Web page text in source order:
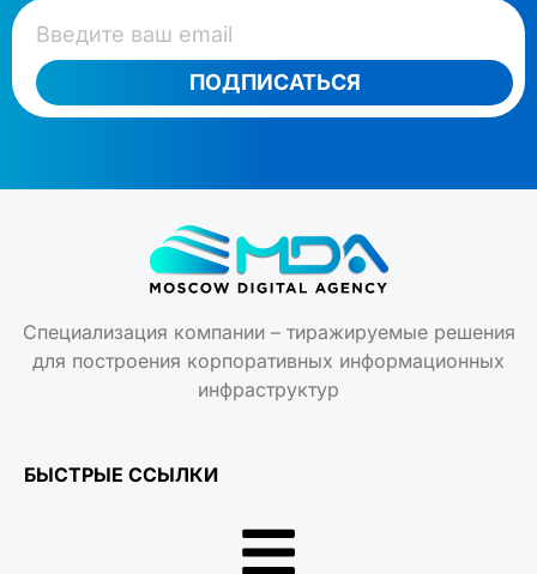
ПОДПИСАТЬСЯ
Специализация компании – тиражируемые решения
для построения корпоративных информационных
инфраструктур
БЫСТРЫЕ ССЫЛКИ